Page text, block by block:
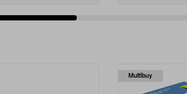
Multibuy